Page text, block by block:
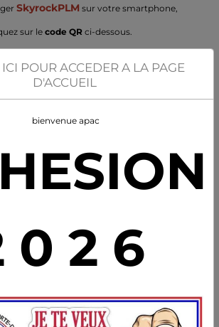
SkyrockPLM sur votre smartphone,
sur lecode QRci-dessous.
et les programmes de SkyrockPLM
CLIQUEZ ICI
POUR ACCEDER A LA PAGE
D'ACCUEIL
0 2 6